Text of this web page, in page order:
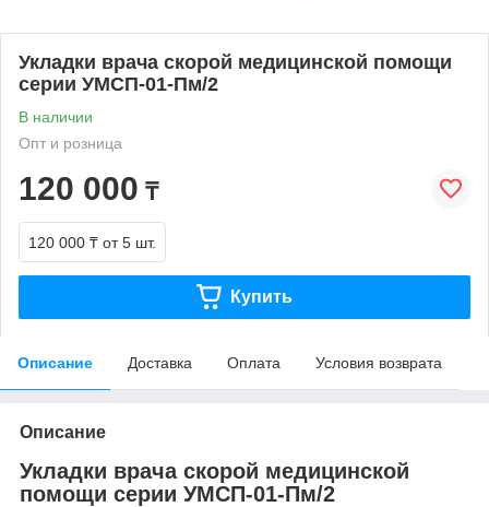
Укладки врача скорой медицинской помощи
серии УМСП-01-Пм/2
В наличии
Опт и розница
120 000 ₸
120 000 ₸ от 5 шт.
Купить
Описание Доставка Оплата Условия возврата
Описание
Укладки врача скорой медицинской
помощи серии УМСП-01-Пм/2